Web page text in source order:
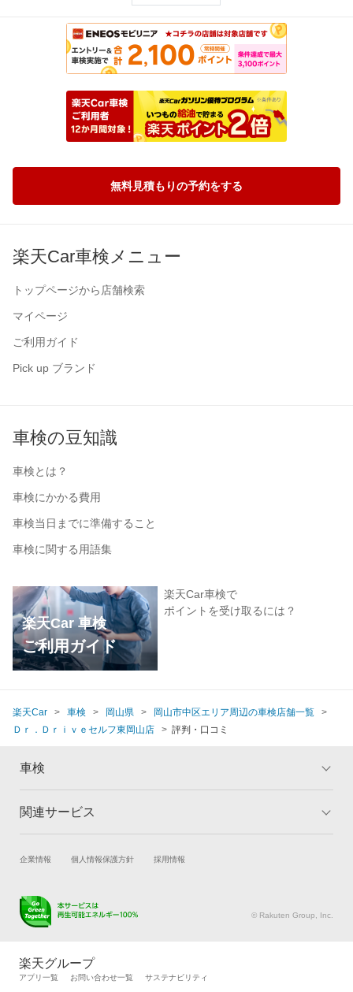
無料見積もりの予約をする
楽天Car車検メニュー
トップページから店舗検索
マイページ
ご利用ガイド
Pick up ブランド
車検の豆知識
車検とは？
車検にかかる費用
車検当日までに準備すること
車検に関する用語集
楽天Car 車検
ご利用ガイド
楽天Car車検で
ポイントを受け取るには？
楽天Car 車検 岡山県
岡山市中区エリア周辺の車検店舗一覧
Ｄｒ．Ｄｒｉｖｅセルフ東岡山店
評判・口コミ
車検
トップ
車検の基礎知識 キャンペーン一覧
関連サービス
試乗・商談 新車購入
キズ修理予約
メンテナンス管理
タイヤ交換サービス
自動車カタログ 自動車保険
企業情報 個人情報保護方針 採用情報
© Rakuten Group, Inc.
楽天グループ
アプリ一覧 お問い合わせ一覧 サステナビリティ